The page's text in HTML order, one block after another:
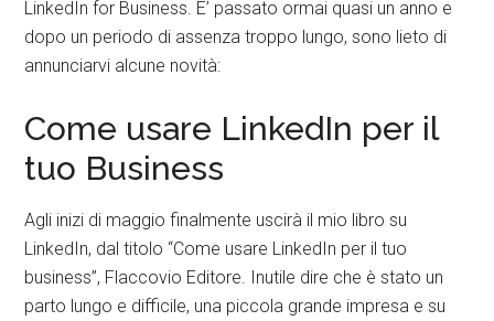
LinkedIn for Business. E’ passato ormai quasi un anno e
dopo un periodo di assenza troppo lungo, sono lieto di
annunciarvi alcune novità:
Come usare LinkedIn per il
tuo Business
Agli inizi di maggio finalmente uscirà il mio libro su
LinkedIn, dal titolo “Come usare LinkedIn per il tuo
business”, Flaccovio Editore. Inutile dire che è stato un
parto lungo e difficile, una piccola grande impresa e su